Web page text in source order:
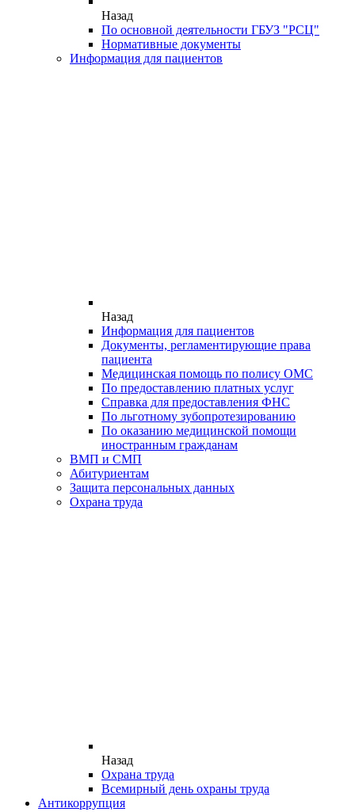
Назад
По основной деятельности ГБУЗ "РСЦ"
Нормативные документы
Информация для пациентов
Назад
Информация для пациентов
Документы, регламентирующие права
пациента
Медицинская помощь по полису ОМС
По предоставлению платных услуг
Справка для предоставления ФНС
По льготному зубопротезированию
По оказанию медицинской помощи
иностранным гражданам
ВМП и СМП
Абитуриентам
Защита персональных данных
Охрана труда
Назад
Охрана труда
Всемирный день охраны труда
Антикоррупция